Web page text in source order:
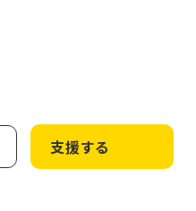
支援する